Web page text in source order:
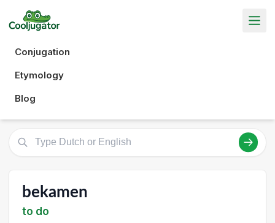
Conjugation
Etymology
Blog
bekamen
to do